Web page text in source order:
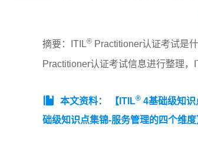
摘要：ITIL® Practitioner认证考试是
Practitioner认证考试信息进行整理，
本文资料： 【ITIL® 4基础级知识
础级知识点集锦-服务管理的四个维度